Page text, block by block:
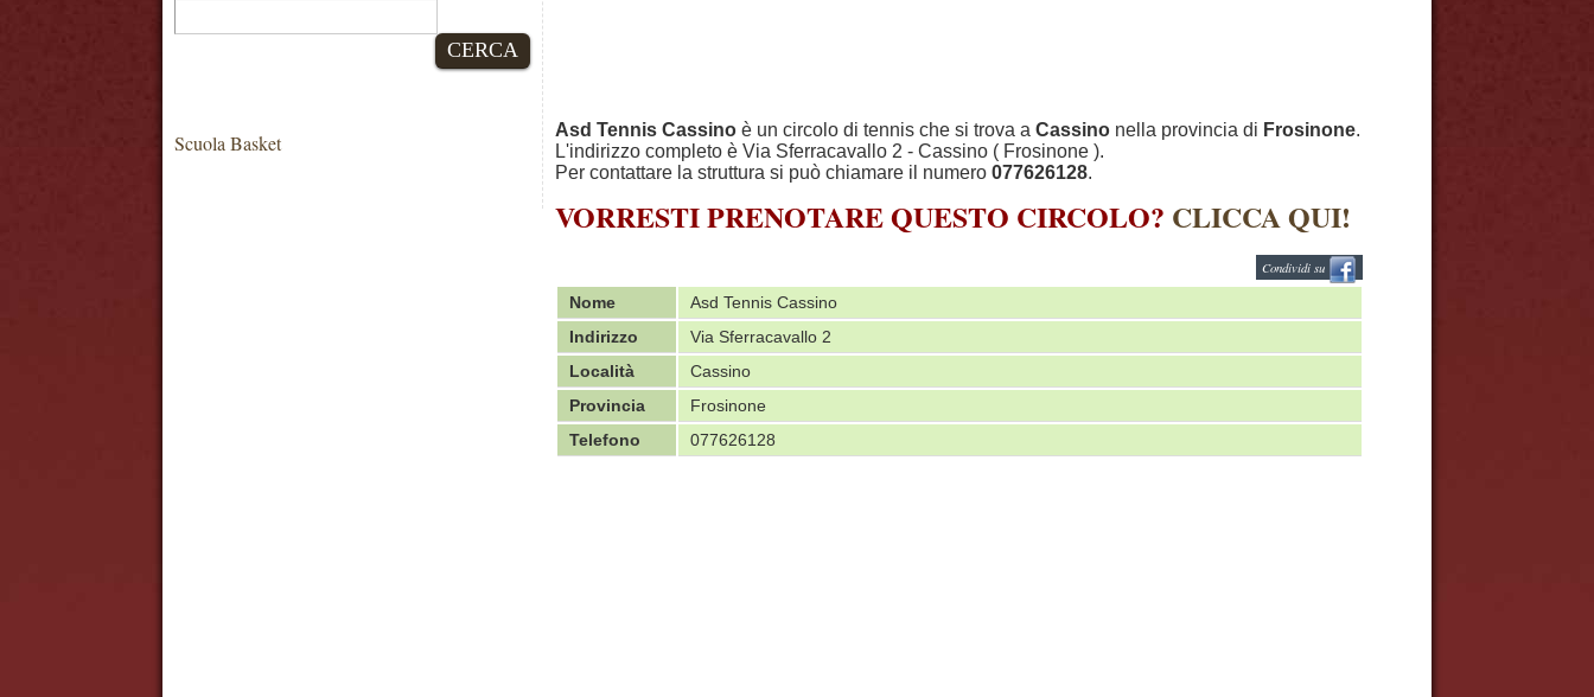
CERCA
Scuola Basket
Asd Tennis Cassino è un circolo di tennis che si trova a Cassino nella provincia di Frosinone.
L'indirizzo completo è Via Sferracavallo 2 - Cassino ( Frosinone ).
Per contattare la struttura si può chiamare il numero 077626128.
VORRESTI PRENOTARE QUESTO CIRCOLO? CLICCA QUI!
Condividi su
Nome
Asd Tennis Cassino
Indirizzo
Via Sferracavallo 2
Località
Cassino
Provincia
Frosinone
Telefono
077626128